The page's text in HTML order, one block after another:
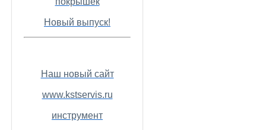
Новый выпуск!
Наш новый сайт
www.kstservis.ru
инструмент